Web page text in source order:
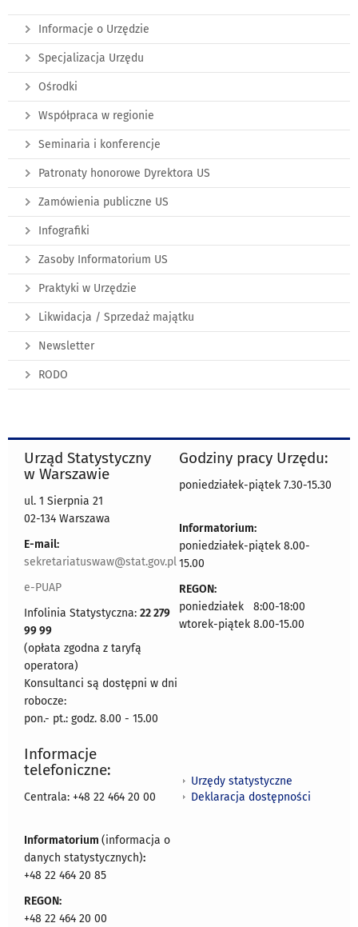
Informacje o Urzędzie
Specjalizacja Urzędu
Ośrodki
Współpraca w regionie
Seminaria i konferencje
Patronaty honorowe Dyrektora US
Zamówienia publiczne US
Infografiki
Zasoby Informatorium US
Praktyki w Urzędzie
Likwidacja / Sprzedaż majątku
Newsletter
RODO
Urząd Statystyczny
w Warszawie
ul. 1 Sierpnia 21
02-134 Warszawa
E-mail:
sekretariatuswaw@stat.gov.pl
e-PUAP
Infolinia Statystyczna: 22 279
99 99
(opłata zgodna z taryfą
operatora)
Konsultanci są dostępni w dni
robocze:
pon.- pt.: godz. 8.00 - 15.00
Godziny pracy Urzędu:
poniedziałek-piątek 7.30-15.30
Informatorium:
poniedziałek-piątek 8.00-
15.00
REGON:
poniedziałek 8:00-18:00
wtorek-piątek 8.00-15.00
Informacje
telefoniczne:
Centrala: +48 22 464 20 00
Informatorium (informacja o
danych statystycznych):
+48 22 464 20 85
REGON:
+48 22 464 20 00
Urzędy statystyczne
Deklaracja dostępności